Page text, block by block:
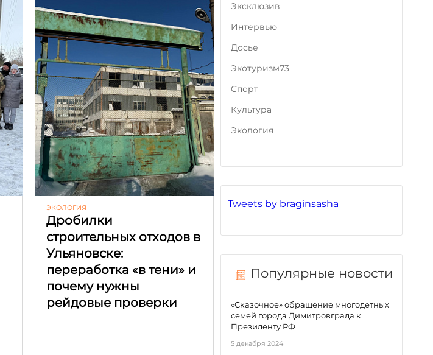
ЭКОЛОГИЯ
Дробилки
строительных отходов в
Ульяновске:
переработка «в тени» и
почему нужны
рейдовые проверки
Tweets by braginsasha
Популярные новости
«Сказочное» обращение многодетных
семей города Димитровграда к
Президенту РФ
5 декабря 2024
Эксклюзив
Интервью
Досье
Экотуризм73
Cпорт
Культура
Экология